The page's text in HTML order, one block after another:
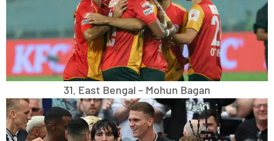
31. East Bengal – Mohun Bagan